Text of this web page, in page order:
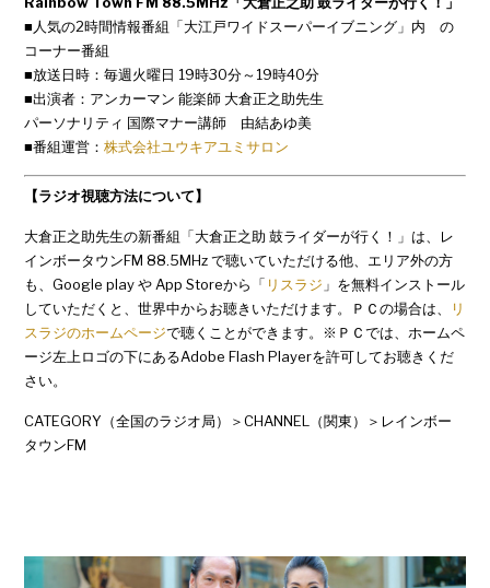
■人気の2時間情報番組「大江戸ワイドスーパーイブニング」内 の
コーナー番組
■放送日時：毎週火曜日 19時30分～19時40分
■出演者：アンカーマン 能楽師 大倉正之助先生
パーソナリティ 国際マナー講師 由結あゆ美
■番組運営：株式会社ユウキアユミサロン
【ラジオ視聴方法について】
大倉正之助先生の新番組「大倉正之助 鼓ライダーが行く！」は、レ
インボータウンFM 88.5MHz で聴いていただける他、エリア外の方
も、Google play や App Storeから「 リスラジ 」を無料インストール
していただくと、世界中からお聴きいただけます。ＰＣの場合は、
リ
スラジのホームページで聴くことができます。※ＰＣでは、ホームペ
ージ左上ロゴの下にあるAdobe Flash Playerを許可してお聴きくだ
さい。
CATEGORY（全国のラジオ局）＞CHANNEL（関東）＞レインボー
タウンFM